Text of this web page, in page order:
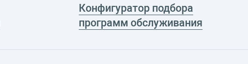
Конфигуратор подбора
программ обслуживания